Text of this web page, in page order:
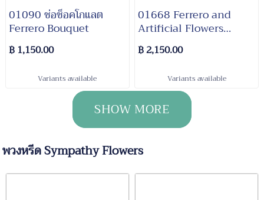
01090 ช่อช็อคโกแลต
Ferrero Bouquet
฿ 1,150.00
Variants available
01668 Ferrero and
Artificial Flowers
Bouquet
฿ 2,150.00
Variants available
SHOW MORE
พวงหรีด Sympathy Flowers